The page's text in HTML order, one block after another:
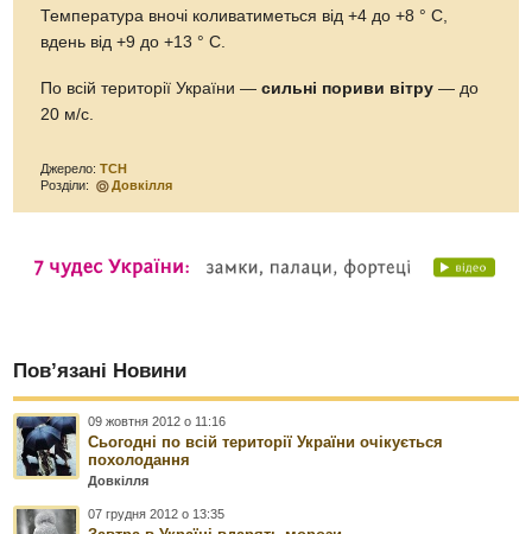
Температура вночі коливатиметься від +4 до +8 ° С,
вдень від +9 до +13 ° C.
По всій території України —сильні пориви вітру — до
20 м/с.
Джерело:ТСН
Розділи:
Довкілля
Пов’язані Новини
09 жовтня 2012 о 11:16
Сьогодні по всій території України очікується
похолодання
Довкілля
07 грудня 2012 о 13:35